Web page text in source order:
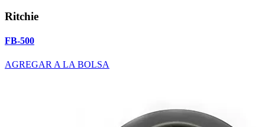
Ritchie
FB-500
AGREGAR A LA BOLSA